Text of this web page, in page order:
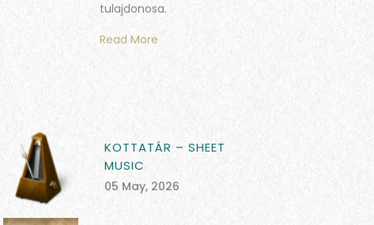
tulajdonosa.
Read More
KOTTATÁR – SHEET
MUSIC
05 May, 2026